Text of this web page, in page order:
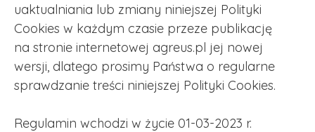
uaktualniania lub zmiany niniejszej Polityki
Cookies w każdym czasie przeze publikację
na stronie internetowej agreus.pl jej nowej
wersji, dlatego prosimy Państwa o regularne
sprawdzanie treści niniejszej Polityki Cookies.
Regulamin wchodzi w życie 01-03-2023 r.